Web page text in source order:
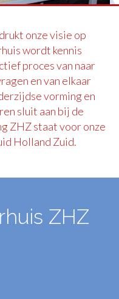
onze visie op
wordt kennis
proces van naar
en van elkaar
vorming en
sluit aan bij de
ZHZ staat voor onze
Holland Zuid.
ZHZ